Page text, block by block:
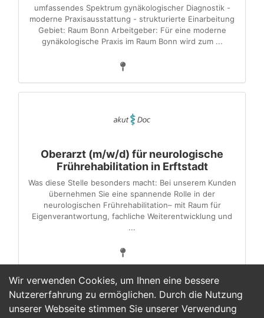
Wir verwenden Cookies, um Ihnen eine bessere
Nutzererfahrung zu ermöglichen. Durch die Nutzung
unserer Webseite stimmen Sie unserer Verwendung
umfassendes Spektrum gynäkologischer Diagnostik -
moderne Praxisausstattung - strukturierte Einarbeitung
Gebiet: Raum Bonn Arbeitgeber: Für eine moderne
gynäkologische Praxis im Raum Bonn wird zum ...
Oberarzt (m/w/d) für neurologische
Frührehabilitation in Erftstadt
Was diese Stelle besonders macht: Bei unserem Kunden
übernehmen Sie eine spannende Rolle in der
neurologischen Frührehabilitation– mit Raum für
Eigenverantwortung, fachliche Weiterentwicklung und
...
2 3 4 5 6 7 >